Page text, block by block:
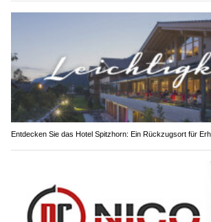
Entdecken Sie das Hotel Spitzhorn: Ein Rückzugsort für